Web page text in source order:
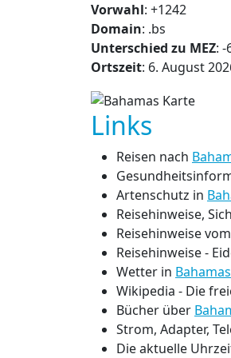
Vorwahl: +1242
Domain: .bs
Unterschied zu MEZ: -
Ortszeit: 6. August
Links
Reisen nach
Artenschutz in
Reisehinweise,
Reisehinweise
Reisehinweise -
Wetter in Bahamas
Wikipedia - Die
Bücher über
Strom, Adapter,
Die aktuelle